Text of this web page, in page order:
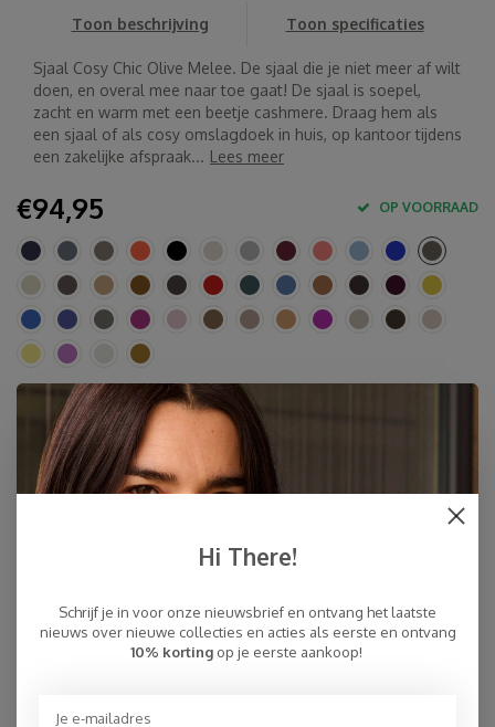
Toon beschrijving Toon specificaties
Sjaal Cosy Chic Olive Melee. De sjaal die je niet meer af wilt
doen, en overal mee naar toe gaat! De sjaal is soepel,
zacht en warm met een beetje cashmere. Draag hem als
een sjaal of als cosy omslagdoek in huis, op kantoor tijdens
een zakelijke afspraak... Lees meer
€94,95 OP VOORRAAD
Specificaties
10% cashmere, 40 % merino wol, 30% viscose, 20%
polyamide
Snelle Levering
Gratis Verzending binnen NL, ook ophalen Post NL locatie
Top Reviews 9.4
Hi There!
Schrijf je in voor onze nieuwsbrief en ontvang het laatste
nieuws over nieuwe collecties en acties als eerste en ontvang
10% korting op je eerste aankoop!